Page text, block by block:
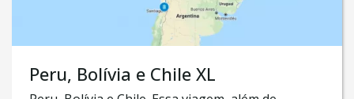
Peru, Bolívia e Chile XL